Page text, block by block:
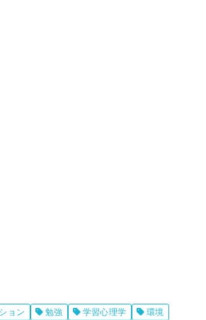
ョン 勉強 学習心理学 環境